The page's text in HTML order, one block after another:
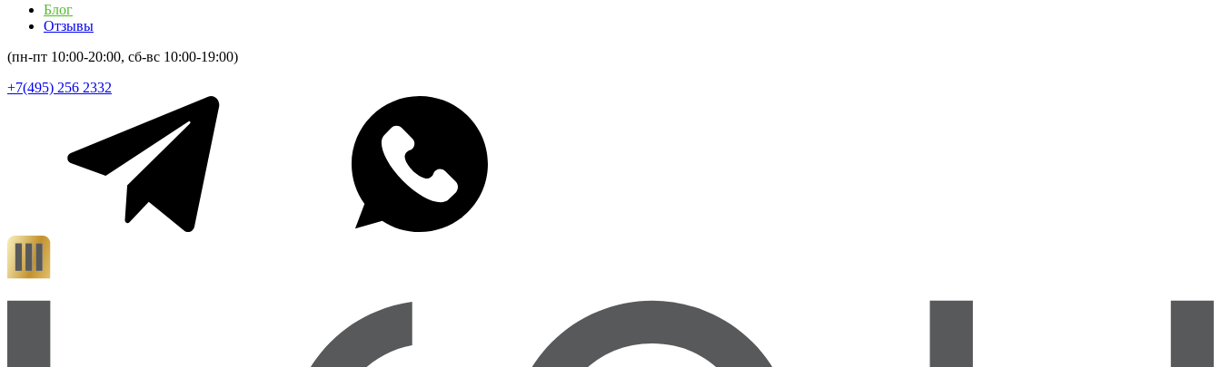
Блог
Отзывы
(пн-пт 10:00-20:00, сб-вс 10:00-19:00)
+7(495) 256 2332